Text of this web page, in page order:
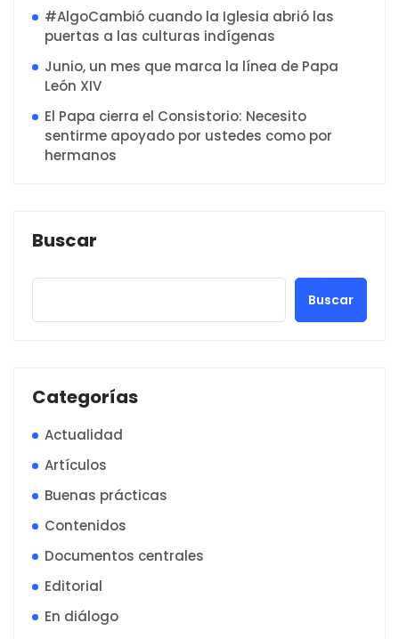
#AlgoCambió cuando la Iglesia abrió las
puertas a las culturas indígenas
Junio, un mes que marca la línea de Papa
León XIV
El Papa cierra el Consistorio: Necesito
sentirme apoyado por ustedes como por
hermanos
Buscar
Buscar
Categorías
Actualidad
Artículos
Buenas prácticas
Contenidos
Documentos centrales
Editorial
En diálogo